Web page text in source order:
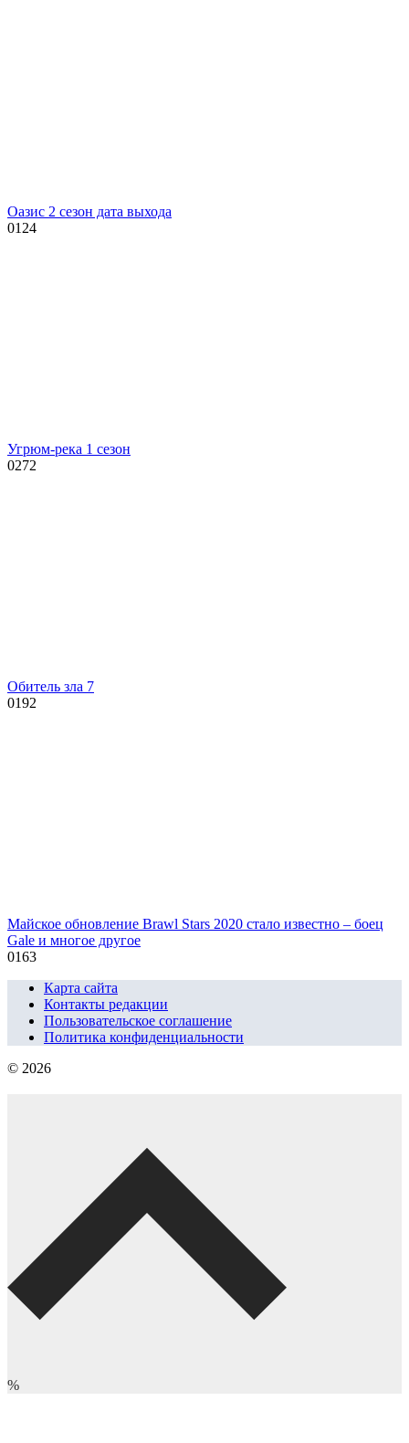
Оазис 2 сезон дата выхода
0124
Угрюм-река 1 сезон
0272
Обитель зла 7
0192
Майское обновление Brawl Stars 2020 стало известно – боец
Gale и многое другое
0163
Карта сайта
Контакты редакции
Пользовательское соглашение
Политика конфиденциальности
© 2026
%